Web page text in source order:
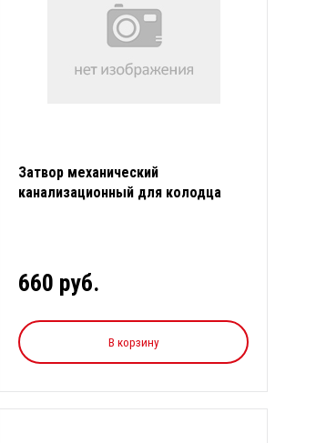
Затвор механический
канализационный для колодца
660 руб.
В корзину